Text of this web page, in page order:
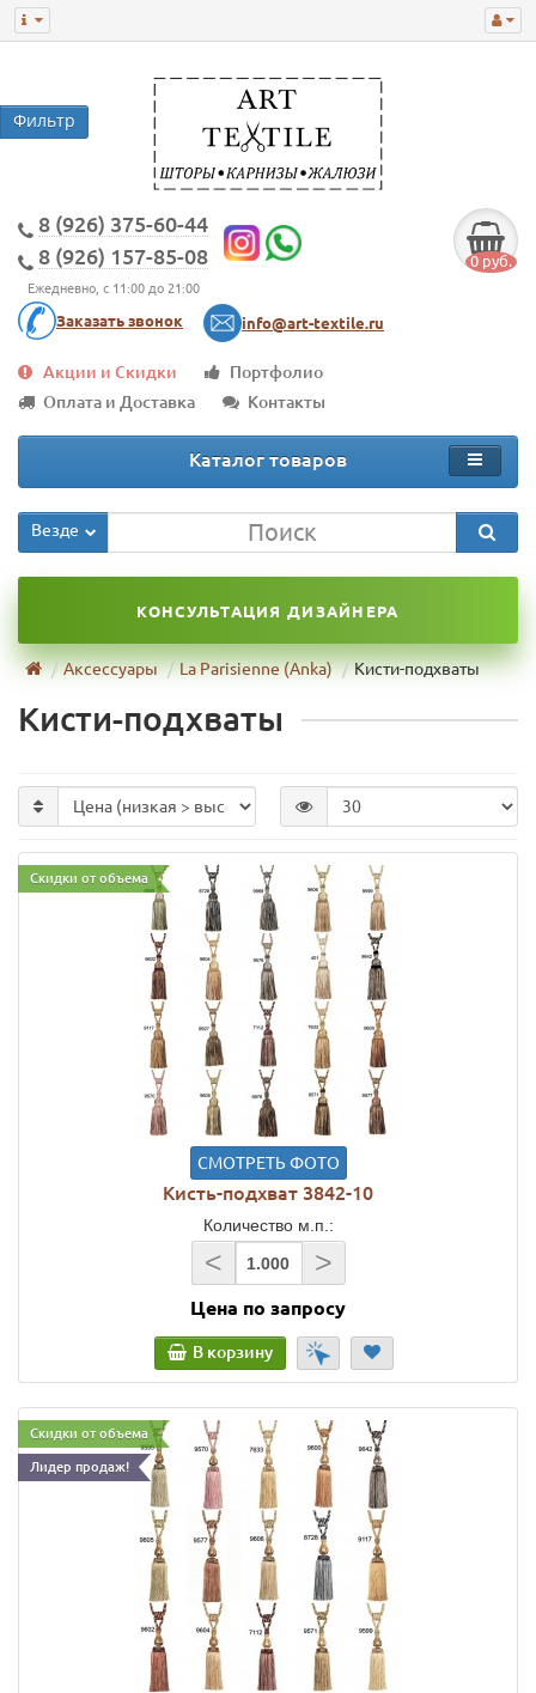
8 (926) 375-60-44
8 (926) 157-85-08
Ежедневно, с 11:00 до 21:00
Заказать звонок info@art-textile.ru
0 руб.
Акции и Скидки
Портфолио
Оплата и Доставка
Контакты
Каталог товаров
Везде
КОНСУЛЬТАЦИЯ ДИЗАЙНЕРА
Аксессуары La Parisienne (Anka) Кисти-подхваты
Кисти-подхваты
Скидки от объема
СМОТРЕТЬ ФОТО
Кисть-подхват 3842-10
Количество м.п.:
< >
Цена по запросу
В корзину
Скидки от объема
Лидер продаж!